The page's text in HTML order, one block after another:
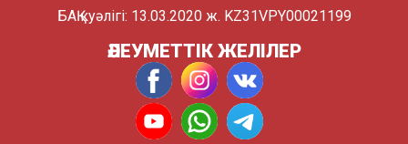
БАҚ куәлігі: 13.03.2020 ж. KZ31VPY00021199
ӘЛЕУМЕТТІК ЖЕЛІЛЕР